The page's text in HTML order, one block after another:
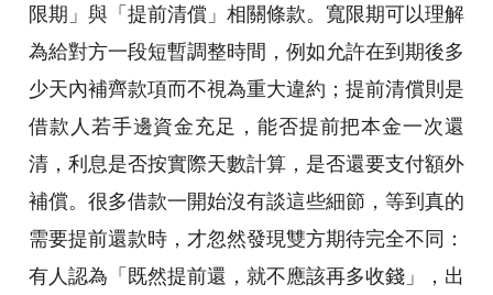
限期」與「提前清償」相關條款。寬限期可以理解
為給對方一段短暫調整時間，例如允許在到期後多
少天內補齊款項而不視為重大違約；提前清償則是
借款人若手邊資金充足，能否提前把本金一次還
清，利息是否按實際天數計算，是否還要支付額外
補償。很多借款一開始沒有談這些細節，等到真的
需要提前還款時，才忽然發現雙方期待完全不同：
有人認為「既然提前還，就不應該再多收錢」，出